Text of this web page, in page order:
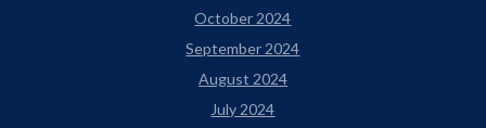
October 2024
September 2024
August 2024
July 2024